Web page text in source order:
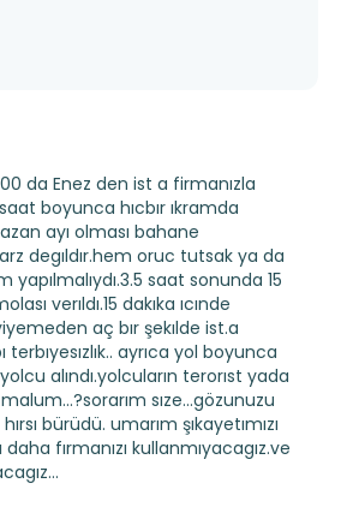
da Enez den ist a firmanızla
boyunca hıcbır ıkramda
ayı olması bahane
degıldır.hem oruc tutsak ya da
yapılmalıydı.3.5 saat sonunda 15
verıldı.15 dakıka ıcınde
aç bır şekılde ist.a
terbıyesızlık.. ayrıca yol boyunca
alındı.yolcuların terorıst yada
sıze...gözunuzu
bürüdü. umarım şıkayetımızı
daha fırmanızı kullanmıyacagız.ve